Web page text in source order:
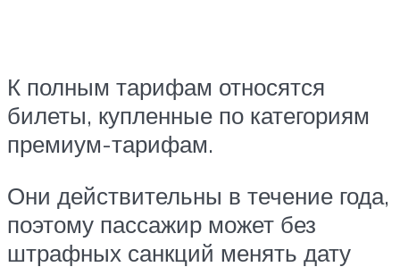
К полным тарифам относятся
билеты, купленные по категориям
премиум-тарифам.
Они действительны в течение года,
поэтому пассажир может без
штрафных санкций менять дату